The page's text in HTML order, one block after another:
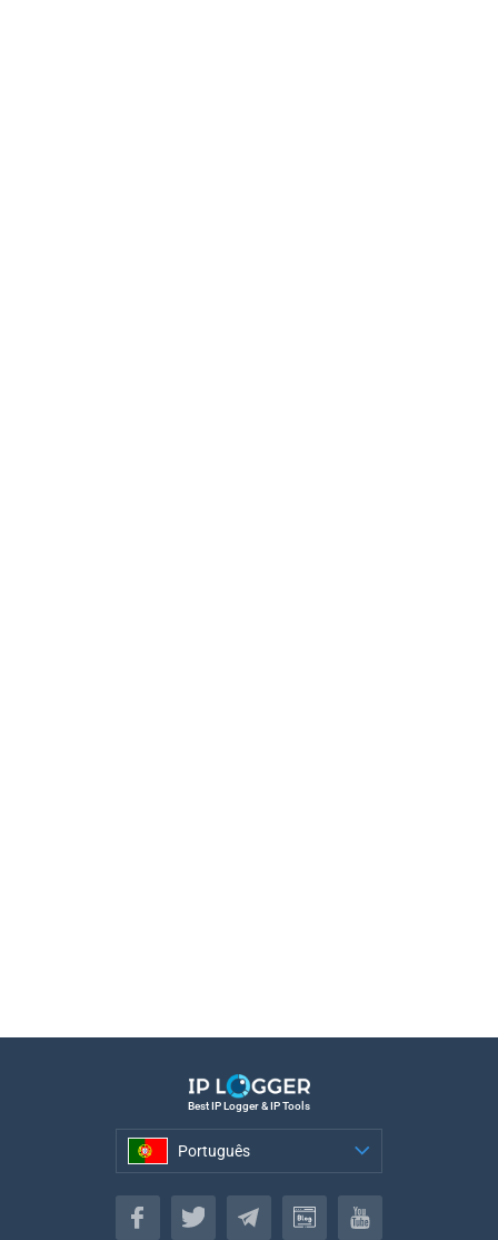
Best IP Logger & IP Tools
Português
Português